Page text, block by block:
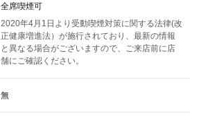
全席喫煙可
2020年4月1日より受動喫煙対策に関する法律(改
正健康増進法）が施行されており、最新の情報
と異なる場合がございますので、ご来店前に店
舗にご確認ください。
無